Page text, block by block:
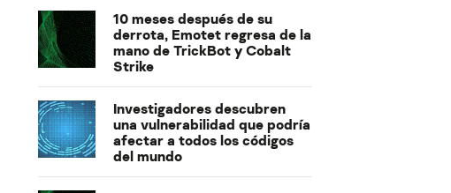
10 meses después de su
derrota, Emotet regresa de la
mano de TrickBot y Cobalt
Strike
Investigadores descubren
una vulnerabilidad que podría
afectar a todos los códigos
del mundo